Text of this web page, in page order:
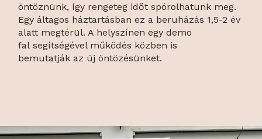
öntöznünk, így rengeteg időt spórolhatunk meg.
Egy áltagos háztartásban ez a beruházás 1,5-2 év
alatt megtérül. A helyszínen egy demo
fal segítségével működés közben is
bemutatják az új öntözésünket.